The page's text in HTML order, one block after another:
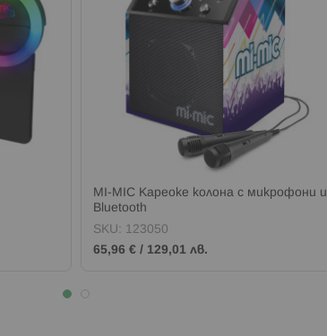
MI-MIC Кареоке колона с микрофони и
Bluetooth
SKU: 123050
65,96 € / 129,01 лв.